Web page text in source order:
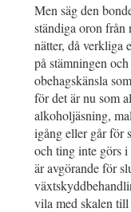
Men säg den
ständiga oron från
nätter, då verkliga
på stämningen
obehagskänsla
för det är nu som
alkoholjäsning,
igång eller går för
och ting inte görs
är avgörande för
vila med skalen